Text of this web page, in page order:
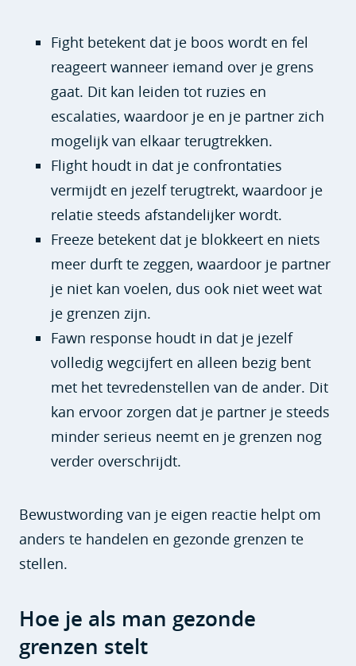
Fight betekent dat je boos wordt en fel
reageert wanneer iemand over je grens
gaat. Dit kan leiden tot ruzies en
escalaties, waardoor je en je partner zich
mogelijk van elkaar terugtrekken.
Flight houdt in dat je confrontaties
vermijdt en jezelf terugtrekt, waardoor je
relatie steeds afstandelijker wordt.
Freeze betekent dat je blokkeert en niets
meer durft te zeggen, waardoor je partner
je niet kan voelen, dus ook niet weet wat
je grenzen zijn.
Fawn response houdt in dat je jezelf
volledig wegcijfert en alleen bezig bent
met het tevredenstellen van de ander. Dit
kan ervoor zorgen dat je partner je steeds
minder serieus neemt en je grenzen nog
verder overschrijdt.
Bewustwording van je eigen reactie helpt om
anders te handelen en gezonde grenzen te
stellen.
Hoe je als man gezonde
grenzen stelt